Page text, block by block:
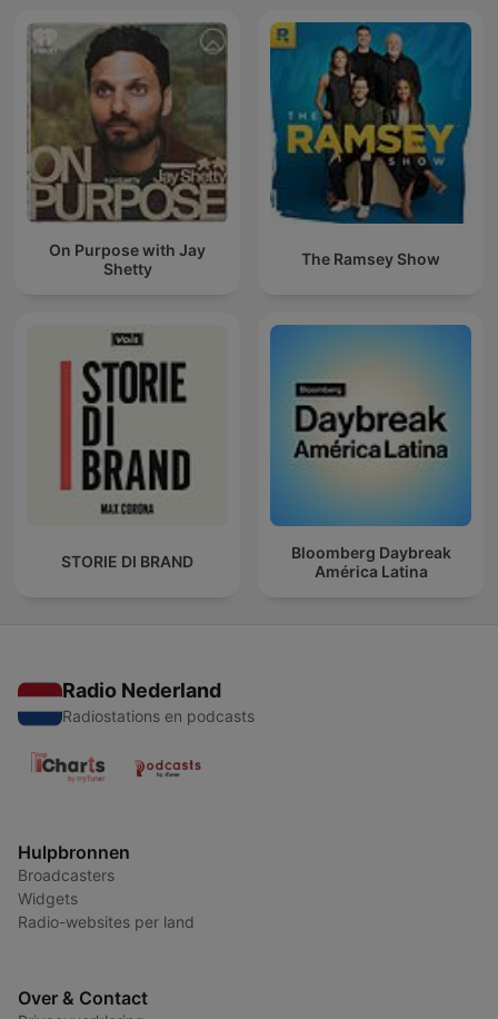
On Purpose with Jay
Shetty
The Ramsey Show
STORIE DI BRAND
Bloomberg Daybreak
América Latina
Radio Nederland
Radiostations en podcasts
Hulpbronnen
Broadcasters
Widgets
Radio-websites per land
Over & Contact